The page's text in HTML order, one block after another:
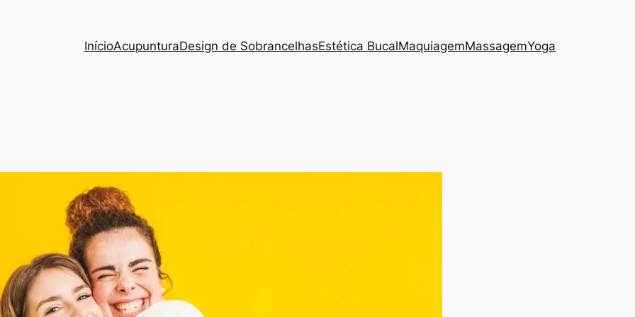
InícioAcupunturaDesign de SobrancelhasEstética BucalMaquiagemMassagemYoga